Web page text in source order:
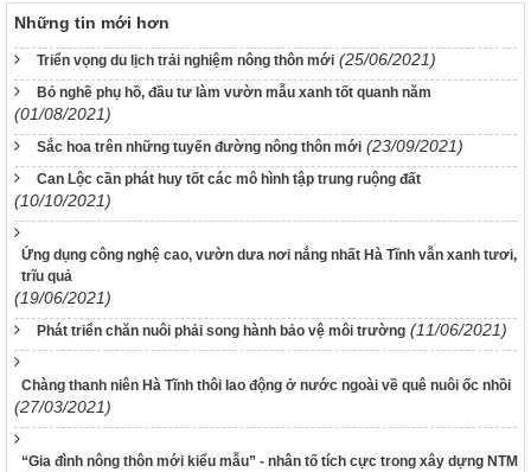
Những tin mới hơn
Triển vọng du lịch trải nghiệm nông thôn mới (25/06/2021)
Bỏ nghề phụ hồ, đầu tư làm vườn mẫu xanh tốt quanh năm
(01/08/2021)
Sắc hoa trên những tuyến đường nông thôn mới (23/09/2021)
Can Lộc cần phát huy tốt các mô hình tập trung ruộng đất
(10/10/2021)
Ứng dụng công nghệ cao, vườn dưa nơi nắng nhất Hà Tĩnh vẫn xanh tươi,
trĩu quả
(19/06/2021)
Phát triển chăn nuôi phải song hành bảo vệ môi trường (11/06/2021)
Chàng thanh niên Hà Tĩnh thôi lao động ở nước ngoài về quê nuôi ốc nhồi
(27/03/2021)
“Gia đình nông thôn mới kiểu mẫu” - nhân tố tích cực trong xây dựng NTM